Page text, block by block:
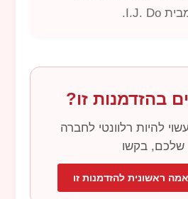
I.J. Do
.
בהזדמנות זו?
להיות רלוונטי לחברה
שלכם, בקשו
ראשונית להזדמנות זו